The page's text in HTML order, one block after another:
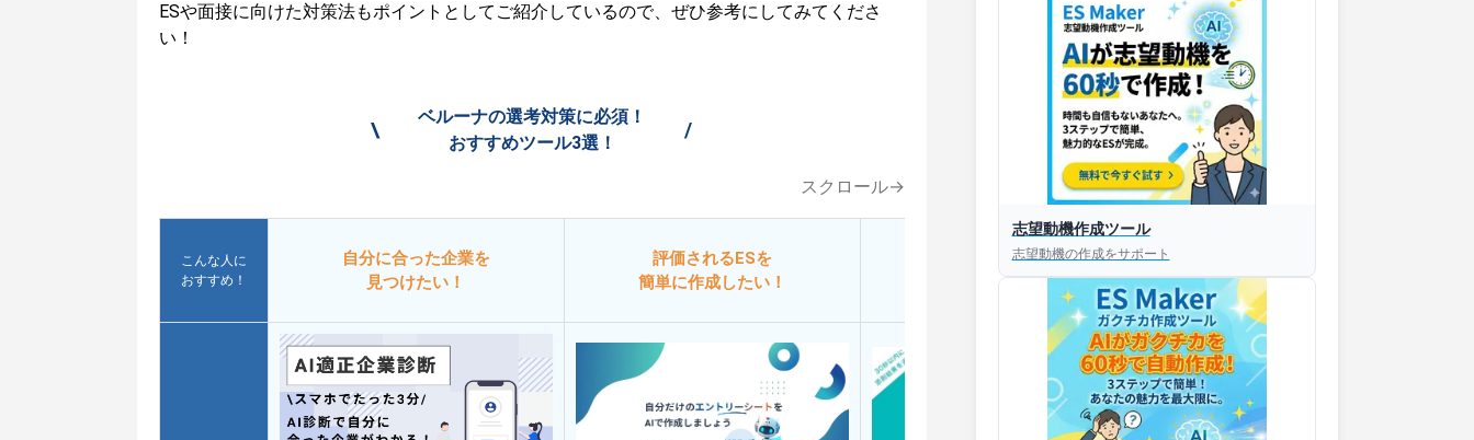
ESや面接に向けた対策法もポイントとしてご紹介しているので、ぜひ参考にしてみてくださ
い！
\
ベルーナの選考対策に必須！
おすすめツール3選！
/
スクロール→
こんな人に
おすすめ！
自分に合った企業を
見つけたい！
評価されるESを
簡単に作成したい！
今すぐESを
添削してほしい！
志望動機作成ツール
志望動機の作成をサポート